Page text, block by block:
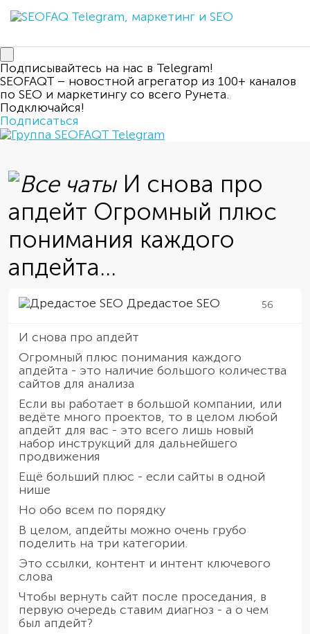
Подписывайтесь на нас в Telegram!
SEOFAQT – новостной агрегатор из 100+ каналов
по SEO и маркетингу со всего Рунета.
Подключайся!
Подписаться
И снова про
апдейт Огромный плюс
понимания каждого
апдейта...
Дредастое SEO 56
И снова про апдейт
Огромный плюс понимания каждого
апдейта - это наличие большого количества
сайтов для анализа
Если вы работает в большой компании, или
ведёте много проектов, то в целом любой
апдейт для вас - это всего лишь новый
набор инструкций для дальнейшего
продвижения
Ещё больший плюс - если сайты в одной
нише
Но обо всем по порядку
В целом, апдейты можно очень грубо
поделить на три категории.
Это ссылки, контент и интент ключевого
слова
Чтобы вернуть сайт после проседания, в
первую очередь ставим диагноз - а о чем
был апдейт?